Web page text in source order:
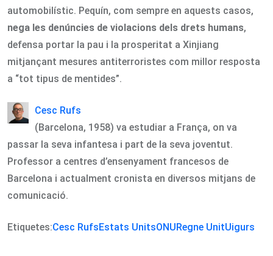
automobilístic. Pequín, com sempre en aquests casos,
nega les denúncies de violacions dels drets humans,
defensa portar la pau i la prosperitat a Xinjiang
mitjançant mesures antiterroristes com millor resposta
a “tot tipus de mentides”.
Cesc Rufs
(Barcelona, 1958) va estudiar a França, on va
passar la seva infantesa i part de la seva joventut.
Professor a centres d’ensenyament francesos de
Barcelona i actualment cronista en diversos mitjans de
comunicació.
Etiquetes:Cesc RufsEstats UnitsONURegne UnitUigurs